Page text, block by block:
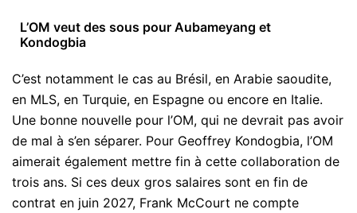
L’OM veut des sous pour Aubameyang et
Kondogbia
C’est notamment le cas au Brésil, en Arabie saoudite,
en MLS, en Turquie, en Espagne ou encore en Italie.
Une bonne nouvelle pour l’OM, qui ne devrait pas avoir
de mal à s’en séparer. Pour Geoffrey Kondogbia, l’OM
aimerait également mettre fin à cette collaboration de
trois ans. Si ces deux gros salaires sont en fin de
contrat en juin 2027, Frank McCourt ne compte